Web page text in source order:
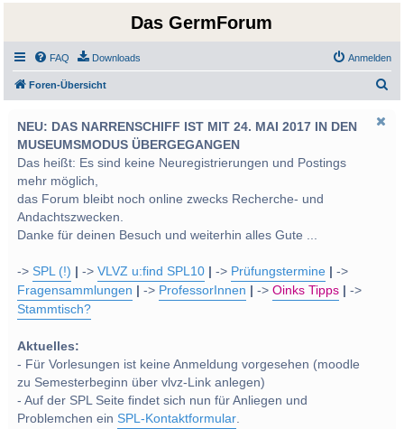
Das GermForum
FAQ Downloads Anmelden
Foren-Übersicht
NEU: DAS NARRENSCHIFF IST MIT 24. MAI 2017 IN DEN
MUSEUMSMODUS ÜBERGEGANGEN
Das heißt: Es sind keine Neuregistrierungen und Postings
mehr möglich,
das Forum bleibt noch online zwecks Recherche- und
Andachtszwecken.
Danke für deinen Besuch und weiterhin alles Gute ...
->SPL (!) ->VLVZ u:find SPL10 -> Prüfungstermine
->
Fragensammlungen
-> ProfessorInnen ->Oinks Tipps
->
Stammtisch?
Aktuelles:
- Für Vorlesungen ist keine Anmeldung vorgesehen (moodle
zu Semesterbeginn über vlvz-Link anlegen)
- Auf der SPL Seite findet sich nun für Anliegen und
Problemchen einSPL-Kontaktformular.